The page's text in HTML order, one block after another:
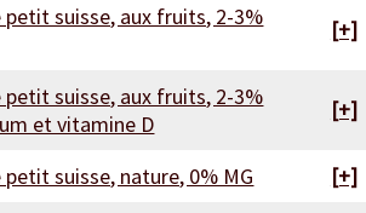
suisse, aux fruits, 2-3%
[+]
suisse, aux fruits, 2-3%
et vitamine D
[+]
suisse, nature, 0% MG
[+]